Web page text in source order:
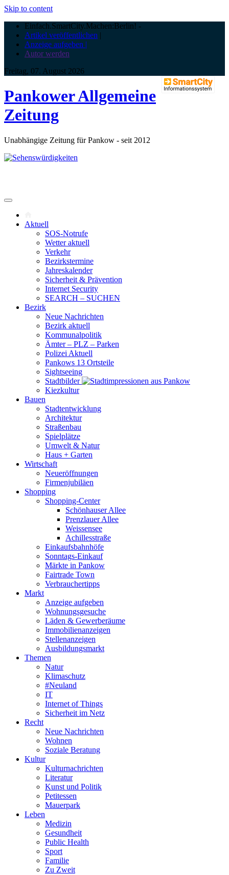
Skip to content
Einfach.SmartCity.Machen:Berlin! -
Artikel veröffentlichen |
Anzeige aufgeben |
Autor werden
Freitag, 07. August 2026
Pankower Allgemeine
Zeitung
Unabhängige Zeitung für Pankow - seit 2012
Aktuell
SOS-Notrufe
Wetter aktuell
Verkehr
Bezirkstermine
Jahreskalender
Sicherheit & Prävention
Internet Security
SEARCH – SUCHEN
Bezirk
Neue Nachrichten
Bezirk aktuell
Kommunalpolitik
Ämter – PLZ – Parken
Polizei Aktuell
Pankows 13 Ortsteile
Sightseeing
Stadtbilder
Kiezkultur
Bauen
Stadtentwicklung
Architektur
Straßenbau
Spielplätze
Umwelt & Natur
Haus + Garten
Wirtschaft
Neueröffnungen
Firmenjubiläen
Shopping
Shopping-Center
Schönhauser Allee
Prenzlauer Allee
Weissensee
Achillesstraße
Einkaufsbahnhöfe
Sonntags-Einkauf
Märkte in Pankow
Fairtrade Town
Verbrauchertipps
Markt
Anzeige aufgeben
Wohnungsgesuche
Läden & Gewerberäume
Immobilienanzeigen
Stellenanzeigen
Ausbildungsmarkt
Themen
Natur
Klimaschutz
#Neuland
IT
Internet of Things
Sicherheit im Netz
Recht
Neue Nachrichten
Wohnen
Soziale Beratung
Kultur
Kulturnachrichten
Literatur
Kunst und Politik
Petitessen
Mauerpark
Leben
Medizin
Gesundheit
Public Health
Sport
Familie
Zu Zweit